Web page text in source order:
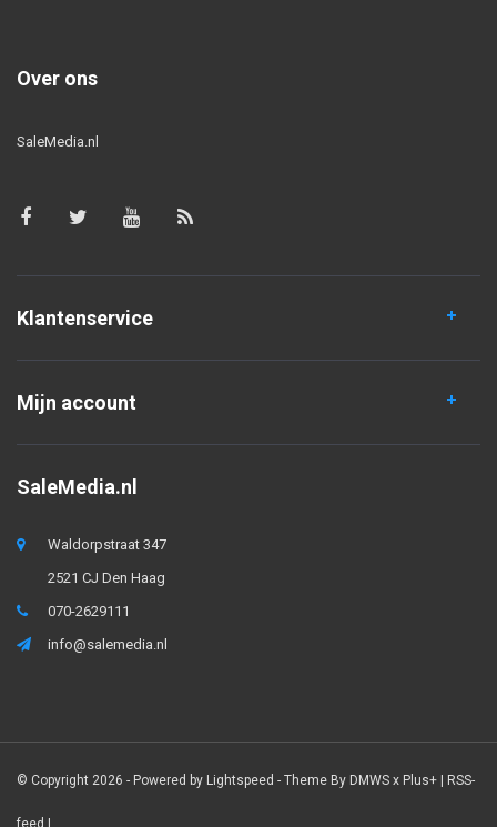
Over ons
SaleMedia.nl
Klantenservice
Mijn account
SaleMedia.nl
Waldorpstraat 347
2521 CJ Den Haag
070-2629111
info@salemedia.nl
© Copyright 2026 - Powered by Lightspeed - Theme By DMWS x Plus+ | RSS-
feed |